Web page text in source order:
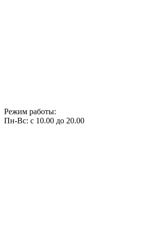
Режим работы:
Пн-Вс: с 10.00 до 20.00